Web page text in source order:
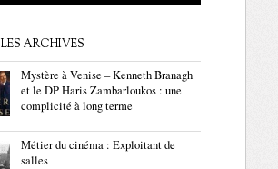
ARCHIVES
Mystère à Venise – Kenneth Branagh
et le DP Haris Zambarloukos : une
complicité à long terme
Métier du cinéma : Exploitant de
salles